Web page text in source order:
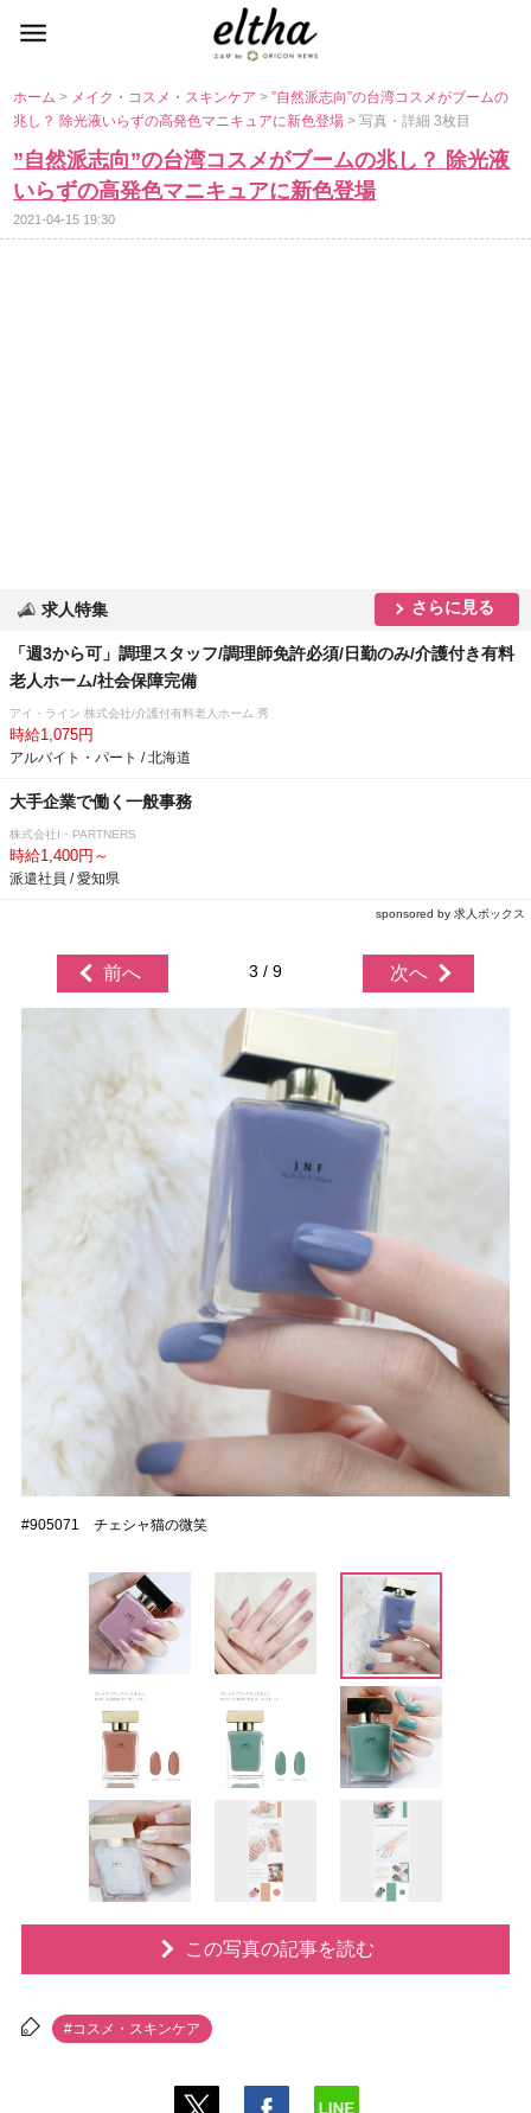
ホーム> メイク・コスメ・スキンケア>”自然派志向”の台湾コスメがブームの
兆し？ 除光液いらずの高発色マニキュアに新色登場> 写真・詳細 3枚目
”自然派志向”の台湾コスメがブームの兆し？ 除光液
いらずの高発色マニキュアに新色登場
2021-04-15 19:30
求人特集 さらに見る
「週3から可」調理スタッフ/調理師免許必須/日勤のみ/介護付き有料
老人ホーム/社会保障完備
アイ・ライン 株式会社/介護付有料老人ホーム 秀
時給1,075円
アルバイト・パート / 北海道
大手企業で働く一般事務
株式会社I・PARTNERS
時給1,400円～
派遣社員 / 愛知県
sponsored by 求人ボックス
前へ 3 / 9 次へ
#905071 チェシャ猫の微笑
この写真の記事を読む
#コスメ・スキンケア